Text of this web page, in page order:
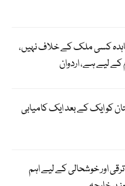
کسی ملک کے خلاف نہیں،
لیے ہے، اردوان
کو ایک کے بعد ایک کامیابی
اور خوشحالی کے لیے اہم